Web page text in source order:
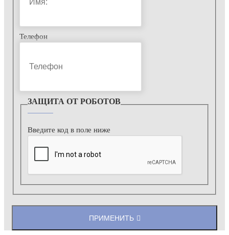
Телефон
ЗАЩИТА ОТ РОБОТОВ
Введите код в поле ниже
ПРИМЕНИТЬ